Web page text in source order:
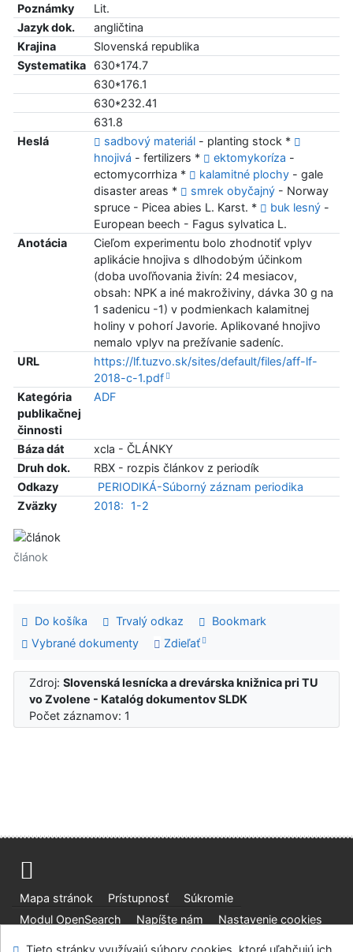
Poznámky
Lit.
Jazyk dok.
angličtina
Krajina
Slovenská republika
Systematika
630*174.7
630*176.1
630*232.41
631.8
Heslá
sadbový materiál- planting stock *
hnojivá - fertilizers * ektomykoríza -
ectomycorrhiza *
kalamitné plochy- gale
disaster areas *
smrek obyčajný- Norway
spruce - Picea abies L. Karst. *
buk lesný-
European beech - Fagus sylvatica L.
Anotácia
Cieľom experimentu bolo zhodnotiť vplyv
aplikácie hnojiva s dlhodobým účinkom
(doba uvoľňovania živín: 24 mesiacov,
obsah: NPK a iné makroživiny, dávka 30 g na
1 sadenicu -1) v podmienkach kalamitnej
holiny v pohorí Javorie. Aplikované hnojivo
nemalo vplyv na prežívanie sadeníc.
URL
https://lf.tuzvo.sk/sites/default/files/aff-lf-
2018-c-1.pdf
Kategória
publikačnej
činnosti
ADF
Báza dát
xcla - ČLÁNKY
Druh dok.
RBX - rozpis článkov z periodík
Odkazy
PERIODIKÁ-Súborný záznam periodika
Zväzky
2018: 1-2
článok
Do košíka Trvalý odkaz
Bookmark
Vybrané dokumenty
Zdieľať
Zdroj:Slovenská lesnícka a drevárska knižnica pri TU
vo Zvolene - Katalóg dokumentov SLDK
Počet záznamov: 1
Mapa stránok Prístupnosť
Súkromie
Modul OpenSearch
Napíšte nám Nastavenie cookies
Tieto stránky využívajú súbory cookies, ktoré uľahčujú ich